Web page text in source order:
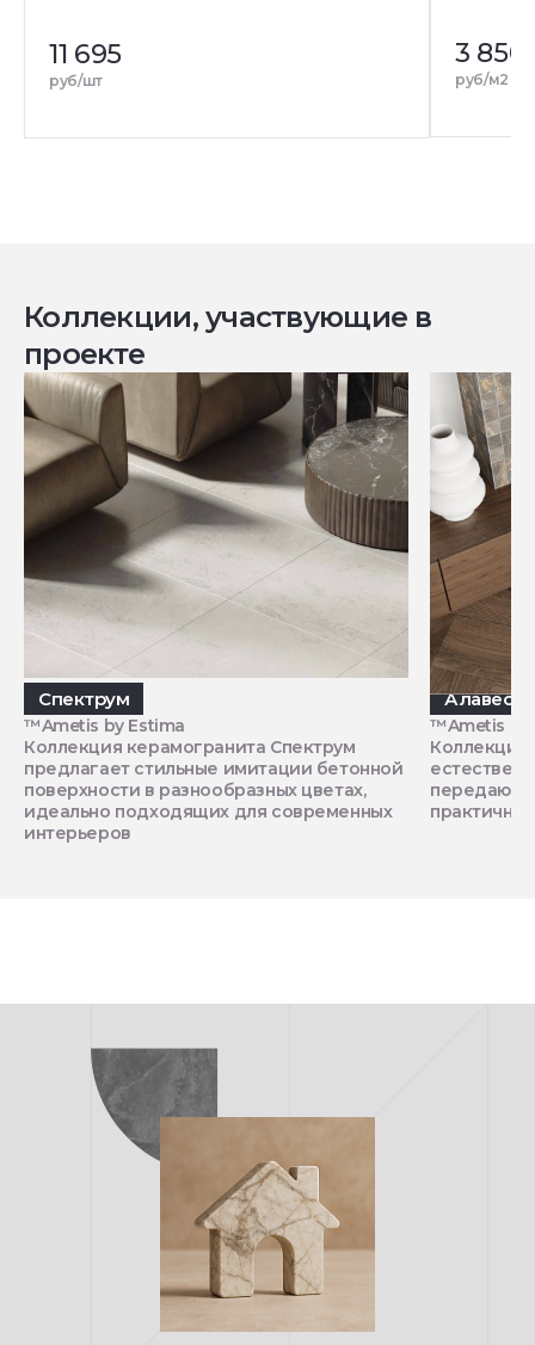
11 695
руб/шт
3 850
руб/м2
Коллекции, участвующие в
проекте
Спектрум
™Ametis by Estima
Коллекция керамогранита Спектрум
предлагает стильные имитации бетонной
поверхности в разнообразных цветах,
идеально подходящих для современных
интерьеров
Алавеса
™Ametis by
Коллекция